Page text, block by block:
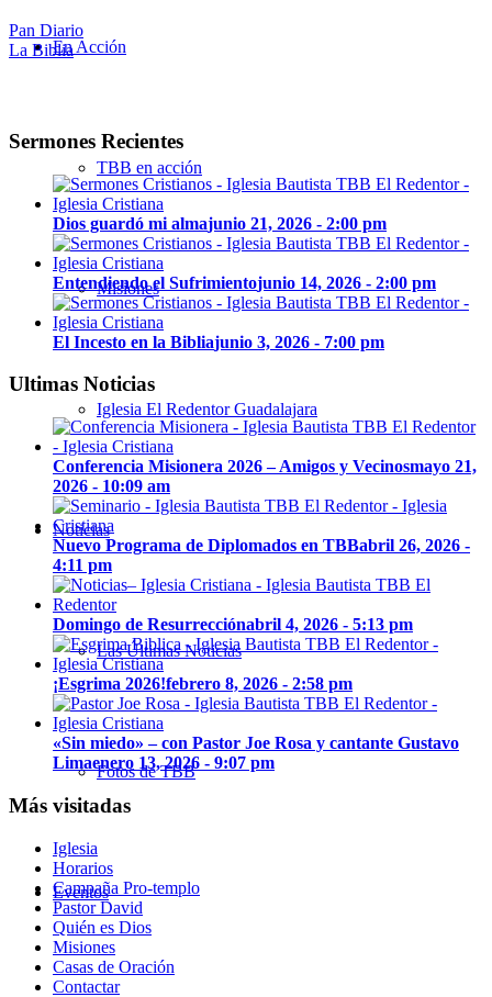
En Acción
TBB en acción
Misiones
Iglesia El Redentor Guadalajara
Noticias
Las Últimas Noticias
Fotos de TBB
Eventos
Pan Diario
La Biblia
Sermones Recientes
Dios guardó mi almajunio 21, 2026 - 2:00 pm
Entendiendo el Sufrimientojunio 14, 2026 - 2:00 pm
El Incesto en la Bibliajunio 3, 2026 - 7:00 pm
Ultimas Noticias
Conferencia Misionera 2026 – Amigos y Vecinosmayo 21,
2026 - 10:09 am
Nuevo Programa de Diplomados en TBBabril 26, 2026 -
4:11 pm
Domingo de Resurrecciónabril 4, 2026 - 5:13 pm
¡Esgrima 2026!febrero 8, 2026 - 2:58 pm
«Sin miedo» – con Pastor Joe Rosa y cantante Gustavo
Limaenero 13, 2026 - 9:07 pm
Más visitadas
Iglesia
Horarios
Campaña Pro-templo
Pastor David
Quién es Dios
Misiones
Casas de Oración
Contactar